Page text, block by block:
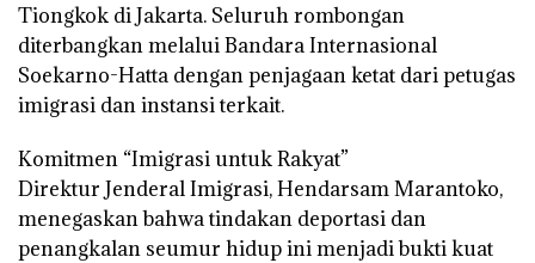
Tiongkok di Jakarta. Seluruh rombongan
diterbangkan melalui Bandara Internasional
Soekarno-Hatta dengan penjagaan ketat dari petugas
imigrasi dan instansi terkait.
Komitmen “Imigrasi untuk Rakyat”
Direktur Jenderal Imigrasi, Hendarsam Marantoko,
menegaskan bahwa tindakan deportasi dan
penangkalan seumur hidup ini menjadi bukti kuat